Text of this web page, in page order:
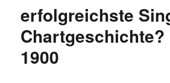
erfolgreichste
Chartgeschichte?
1900